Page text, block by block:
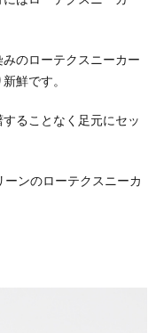
のローテクスニーカー
鮮です。
ることなく足元にセッ
ンのローテクスニーカ